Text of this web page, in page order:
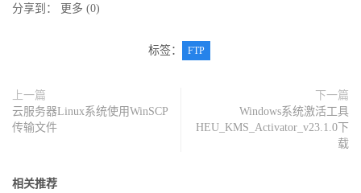
分享到： 更多 (0)
标签： FTP
上一篇
云服务器Linux系统使用WinSCP
传输文件
下一篇
Windows系统激活工具
HEU_KMS_Activator_v23.1.0下
载
相关推荐